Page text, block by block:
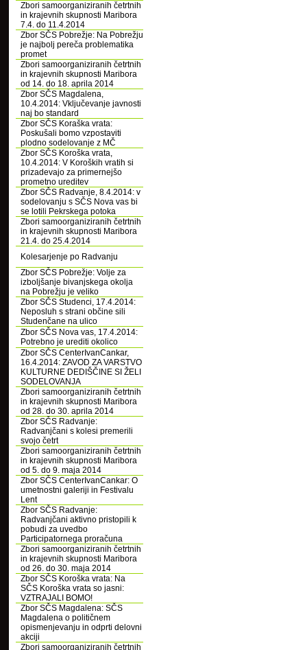
Zbori samoorganiziranih četrtnih
in krajevnih skupnosti Maribora
7.4. do 11.4.2014
Zbor SČS Pobrežje: Na Pobrežju
je najbolj pereča problematika
promet
Zbori samoorganiziranih četrtnih
in krajevnih skupnosti Maribora
od 14. do 18. aprila 2014
Zbor SČS Magdalena,
10.4.2014: Vključevanje javnosti
naj bo standard
Zbor SČS Koraška vrata:
Poskušali bomo vzpostaviti
plodno sodelovanje z MČ
Zbor SČS Koroška vrata,
10.4.2014: V Koroških vratih si
prizadevajo za primernejšo
prometno ureditev
Zbor SČS Radvanje, 8.4.2014: v
sodelovanju s SČS Nova vas bi
se lotili Pekrskega potoka
Zbori samoorganiziranih četrtnih
in krajevnih skupnosti Maribora
21.4. do 25.4.2014
Kolesarjenje po Radvanju
Zbor SČS Pobrežje: Volje za
izboljšanje bivanjskega okolja
na Pobrežju je veliko
Zbor SČS Studenci, 17.4.2014:
Neposluh s strani občine sili
Studenčane na ulico
Zbor SČS Nova vas, 17.4.2014:
Potrebno je urediti okolico
Zbor SČS CenterIvanCankar,
16.4.2014: ZAVOD ZA VARSTVO
KULTURNE DEDIŠČINE SI ŽELI
SODELOVANJA
Zbori samoorganiziranih četrtnih
in krajevnih skupnosti Maribora
od 28. do 30. aprila 2014
Zbor SČS Radvanje:
Radvanjčani s kolesi premerili
svojo četrt
Zbori samoorganiziranih četrtnih
in krajevnih skupnosti Maribora
od 5. do 9. maja 2014
Zbor SČS CenterIvanCankar: O
umetnostni galeriji in Festivalu
Lent
Zbor SČS Radvanje:
Radvanjčani aktivno pristopili k
pobudi za uvedbo
Participatornega proračuna
Zbori samoorganiziranih četrtnih
in krajevnih skupnosti Maribora
od 26. do 30. maja 2014
Zbor SČS Koroška vrata: Na
SČS Koroška vrata so jasni:
VZTRAJALI BOMO!
Zbor SČS Magdalena: SČS
Magdalena o političnem
opismenjevanju in odprti delovni
akciji
Zbori samoorganiziranih četrtnih